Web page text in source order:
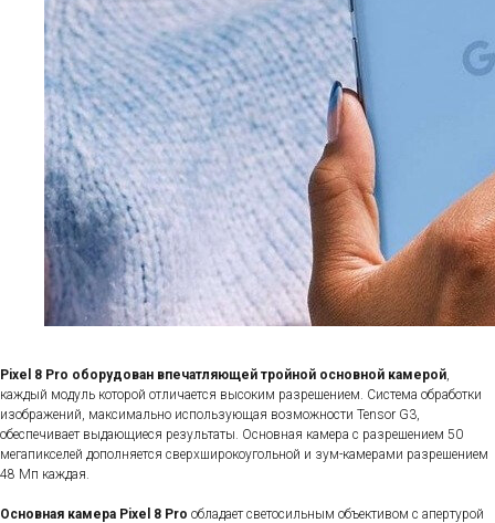
Pixel 8 Pro оборудован впечатляющей тройной основной камерой,
каждый модуль которой отличается высоким разрешением. Система обработки
изображений, максимально использующая возможности Tensor G3,
обеспечивает выдающиеся результаты. Основная камера с разрешением 50
мегапикселей дополняется сверхширокоугольной и зум-камерами разрешением
48 Мп каждая.
Основная камера Pixel 8 Pro обладает светосильным объективом с апертурой